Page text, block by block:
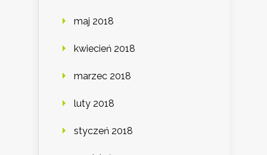
maj 2018
kwiecień 2018
marzec 2018
luty 2018
styczeń 2018